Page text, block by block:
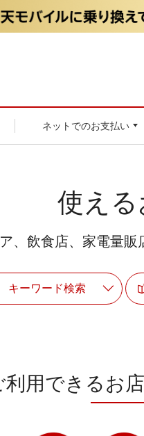
ネットでのお支払い
使える
、飲食店、家電量販
キーワード検索
利用できるお